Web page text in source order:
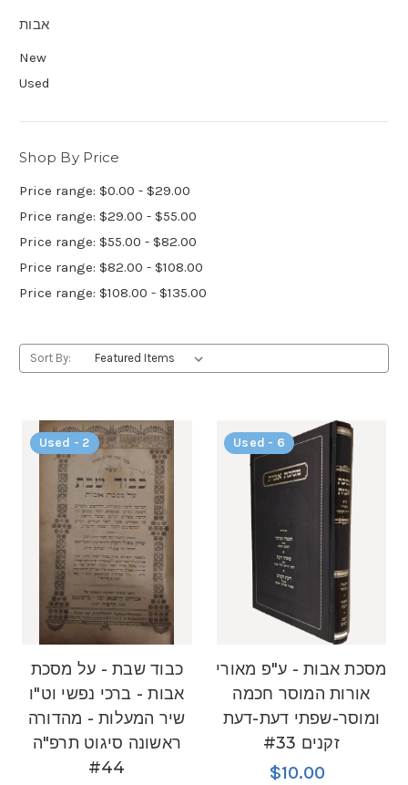
אבות
New
Used
Shop By Price
Price range: $0.00 - $29.00
Price range: $29.00 - $55.00
Price range: $55.00 - $82.00
Price range: $82.00 - $108.00
Price range: $108.00 - $135.00
Sort By:
Used - 2
כבוד שבת - על מסכת
אבות - ברכי נפשי וט"ו
שיר המעלות - מהדורה
ראשונה סיגוט תרפ"ה
#44
Used - 6
מסכת אבות - ע"פ מאורי
אורות המוסר חכמה
ומוסר-שפתי דעת-דעת
זקנים #33
$10.00